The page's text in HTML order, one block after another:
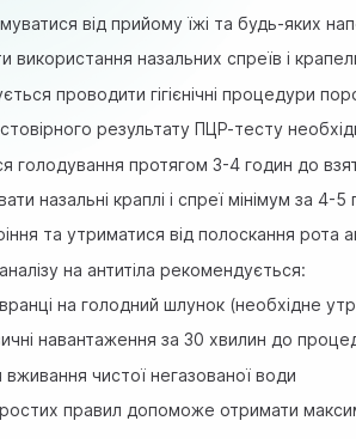
від прийому їжі та будь-яких
використання назальних спреїв і
проводити гігієнічні процедури
результату ПЦР-тесту
голодування протягом 3-4 годин до
назальні краплі і спреї мінімум за
та утриматися від полоскання рота
на антитіла рекомендується:
на голодний шлунок (необхідне
навантаження за 30 хвилин до
чистої негазованої води
правил допоможе отримати